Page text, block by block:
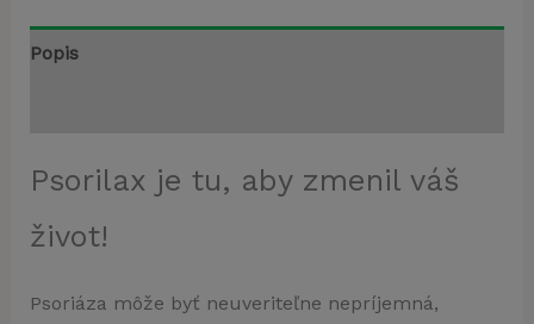
Popis
Psorilax je tu, aby zmenil váš
život!
Psoriáza môže byť neuveriteľne nepríjemná,